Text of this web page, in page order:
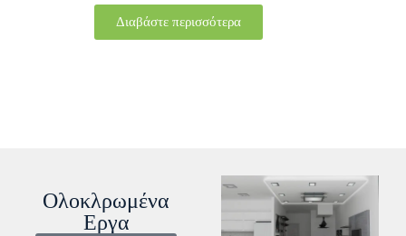
Διαβάστε περισσότερα
Ολοκλρωμένα
Εργα